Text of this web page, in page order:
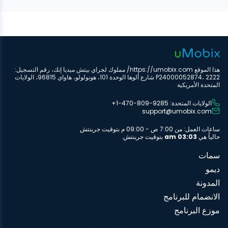
هذا الموقع https://umobix.com/ مملوك لجراي بيتش ميديا إنك، رقم التسجيل:
P24000052874، 2222 شارع ألوها الوحدة 101، هونولولو، هاواي 96815، الولايات
المتحدة الأمريكية
الولايات المتحدة: ‎+1-470-809-9285
support@umobix.com
ساعات العمل: من 7:00 ص - 09:00 م بتوقيت جرينتش
حالياً هي 03:03 am بتوقيت جرينتش.
سمات
ديمو
المدونة
الانضمام للبرنامج
موزع البرنامج